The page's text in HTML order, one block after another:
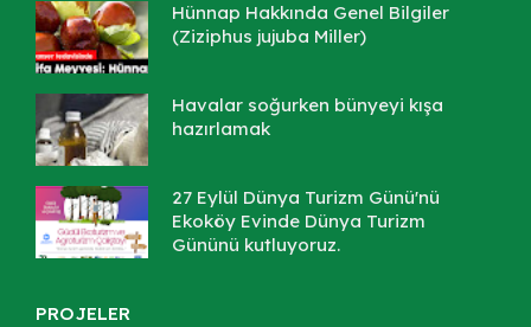
Hünnap Hakkında Genel Bilgiler
(Ziziphus jujuba Miller)
Havalar soğurken bünyeyi kışa
hazırlamak
27 Eylül Dünya Turizm Günü'nü
Ekoköy Evinde Dünya Turizm
Gününü kutluyoruz.
PROJELER